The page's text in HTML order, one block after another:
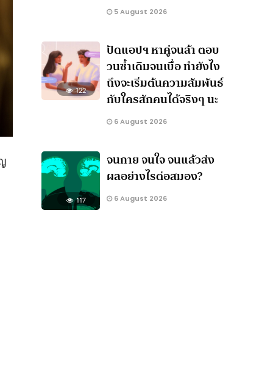
5 August 2026
122
ปัดแอปฯ หาคู่จนล้า ตอบ
วนซ้ำเดิมจนเบื่อ ทำยังไง
ถึงจะเริ่มต้นความสัมพันธ์
กับใครสักคนได้จริงๆ นะ
6 August 2026
117
จนกาย จนใจ จนแล้วส่ง
ผลอย่างไรต่อสมอง?
6 August 2026